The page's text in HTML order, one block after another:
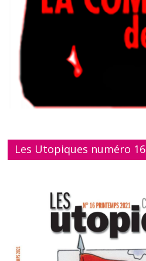
Les Utopiques numéro 16